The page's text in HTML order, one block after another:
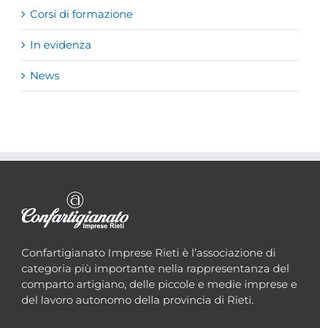
Corsi di formazione
In evidenza
News
Confartigianato Imprese Rieti è l’associazione di
categoria più importante nella rappresentanza del
comparto artigiano, delle piccole e medie imprese e
del lavoro autonomo della provincia di Rieti.